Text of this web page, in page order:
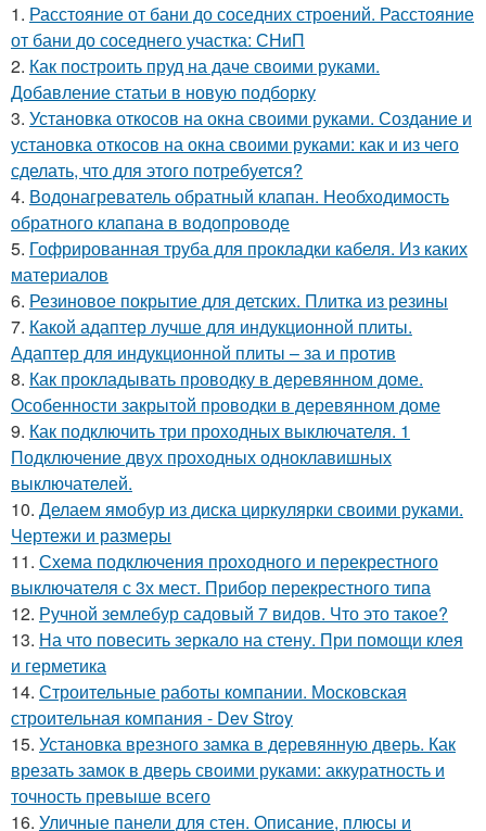
1. Расстояние от бани до соседних строений. Расстояние
от бани до соседнего участка: СНиП
2. Как построить пруд на даче своими руками.
Добавление статьи в новую подборку
3. Установка откосов на окна своими руками. Создание и
установка откосов на окна своими руками: как и из чего
сделать, что для этого потребуется?
4. Водонагреватель обратный клапан. Необходимость
обратного клапана в водопроводе
5. Гофрированная труба для прокладки кабеля. Из каких
материалов
6. Резиновое покрытие для детских. Плитка из резины
7. Какой адаптер лучше для индукционной плиты.
Адаптер для индукционной плиты – за и против
8. Как прокладывать проводку в деревянном доме.
Особенности закрытой проводки в деревянном доме
9. Как подключить три проходных выключателя. 1
Подключение двух проходных одноклавишных
выключателей.
10. Делаем ямобур из диска циркулярки своими руками.
Чертежи и размеры
11. Схема подключения проходного и перекрестного
выключателя с 3х мест. Прибор перекрестного типа
12. Ручной землебур садовый 7 видов. Что это такое?
13. На что повесить зеркало на стену. При помощи клея
и герметика
14. Строительные работы компании. Московская
строительная компания - Dev Stroy
15. Установка врезного замка в деревянную дверь. Как
врезать замок в дверь своими руками: аккуратность и
точность превыше всего
16. Уличные панели для стен. Описание, плюсы и